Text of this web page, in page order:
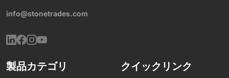
info@stonetrades.com
製品カテゴリ クイックリンク